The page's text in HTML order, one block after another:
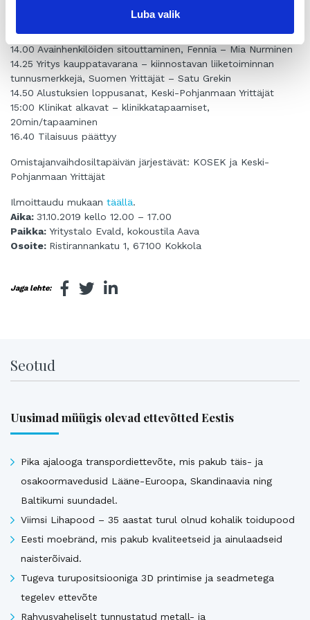
Luba valik
Suomen Yrityskaupat – Sari Koskela
13.45 Kahvi ja verkostoitumistauko
14.00 Avainhenkilöiden sitouttaminen, Fennia – Mia Nurminen
14.25 Yritys kauppatavarana – kiinnostavan liiketoiminnan
tunnusmerkkejä, Suomen Yrittäjät – Satu Grekin
14.50 Alustuksien loppusanat, Keski-Pohjanmaan Yrittäjät
15:00 Klinikat alkavat – klinikkatapaamiset,
20min/tapaaminen
16.40 Tilaisuus päättyy
Omistajanvaihdosiltapäivän järjestävät: KOSEK ja Keski-
Pohjanmaan Yrittäjät
Ilmoittaudu mukaan täällä.
Aika: 31.10.2019 kello 12.00 – 17.00
Paikka: Yritystalo Evald, kokoustila Aava
Osoite: Ristirannankatu 1, 67100 Kokkola
Jaga lehte:
Seotud
Uusimad müügis olevad ettevõtted Eestis
Pika ajalooga transpordiettevõte, mis pakub täis- ja
osakoormavedusid Lääne-Euroopa, Skandinaavia ning
Baltikumi suundadel.
Viimsi Lihapood – 35 aastat turul olnud kohalik toidupood
Eesti moebränd, mis pakub kvaliteetseid ja ainulaadseid
naisterõivaid.
Tugeva turupositsiooniga 3D printimise ja seadmetega
tegelev ettevõte
Rahvusvaheliselt tunnustatud metall- ja